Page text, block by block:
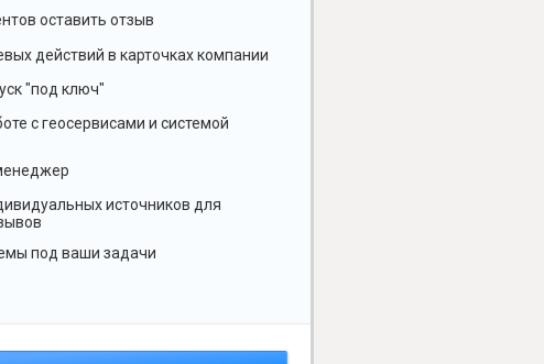
оставить отзыв
действий в карточках компании
"под ключ"
с геосервисами и системой
источников для
под ваши задачи